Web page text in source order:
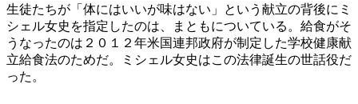
生徒たちが「体にはいいが味はない」という献立の背後にミ
シェル女史を指定したのは、まともについている。給食がそ
うなったのは２０１２年米国連邦政府が制定した学校健康献
立給食法のためだ。ミシェル女史はこの法律誕生の世話役だ
った。